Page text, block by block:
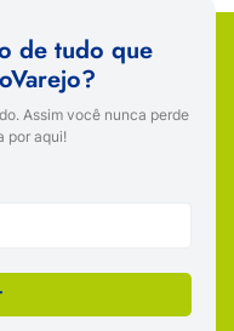
de tudo que
Assim você nunca perde
por aqui!